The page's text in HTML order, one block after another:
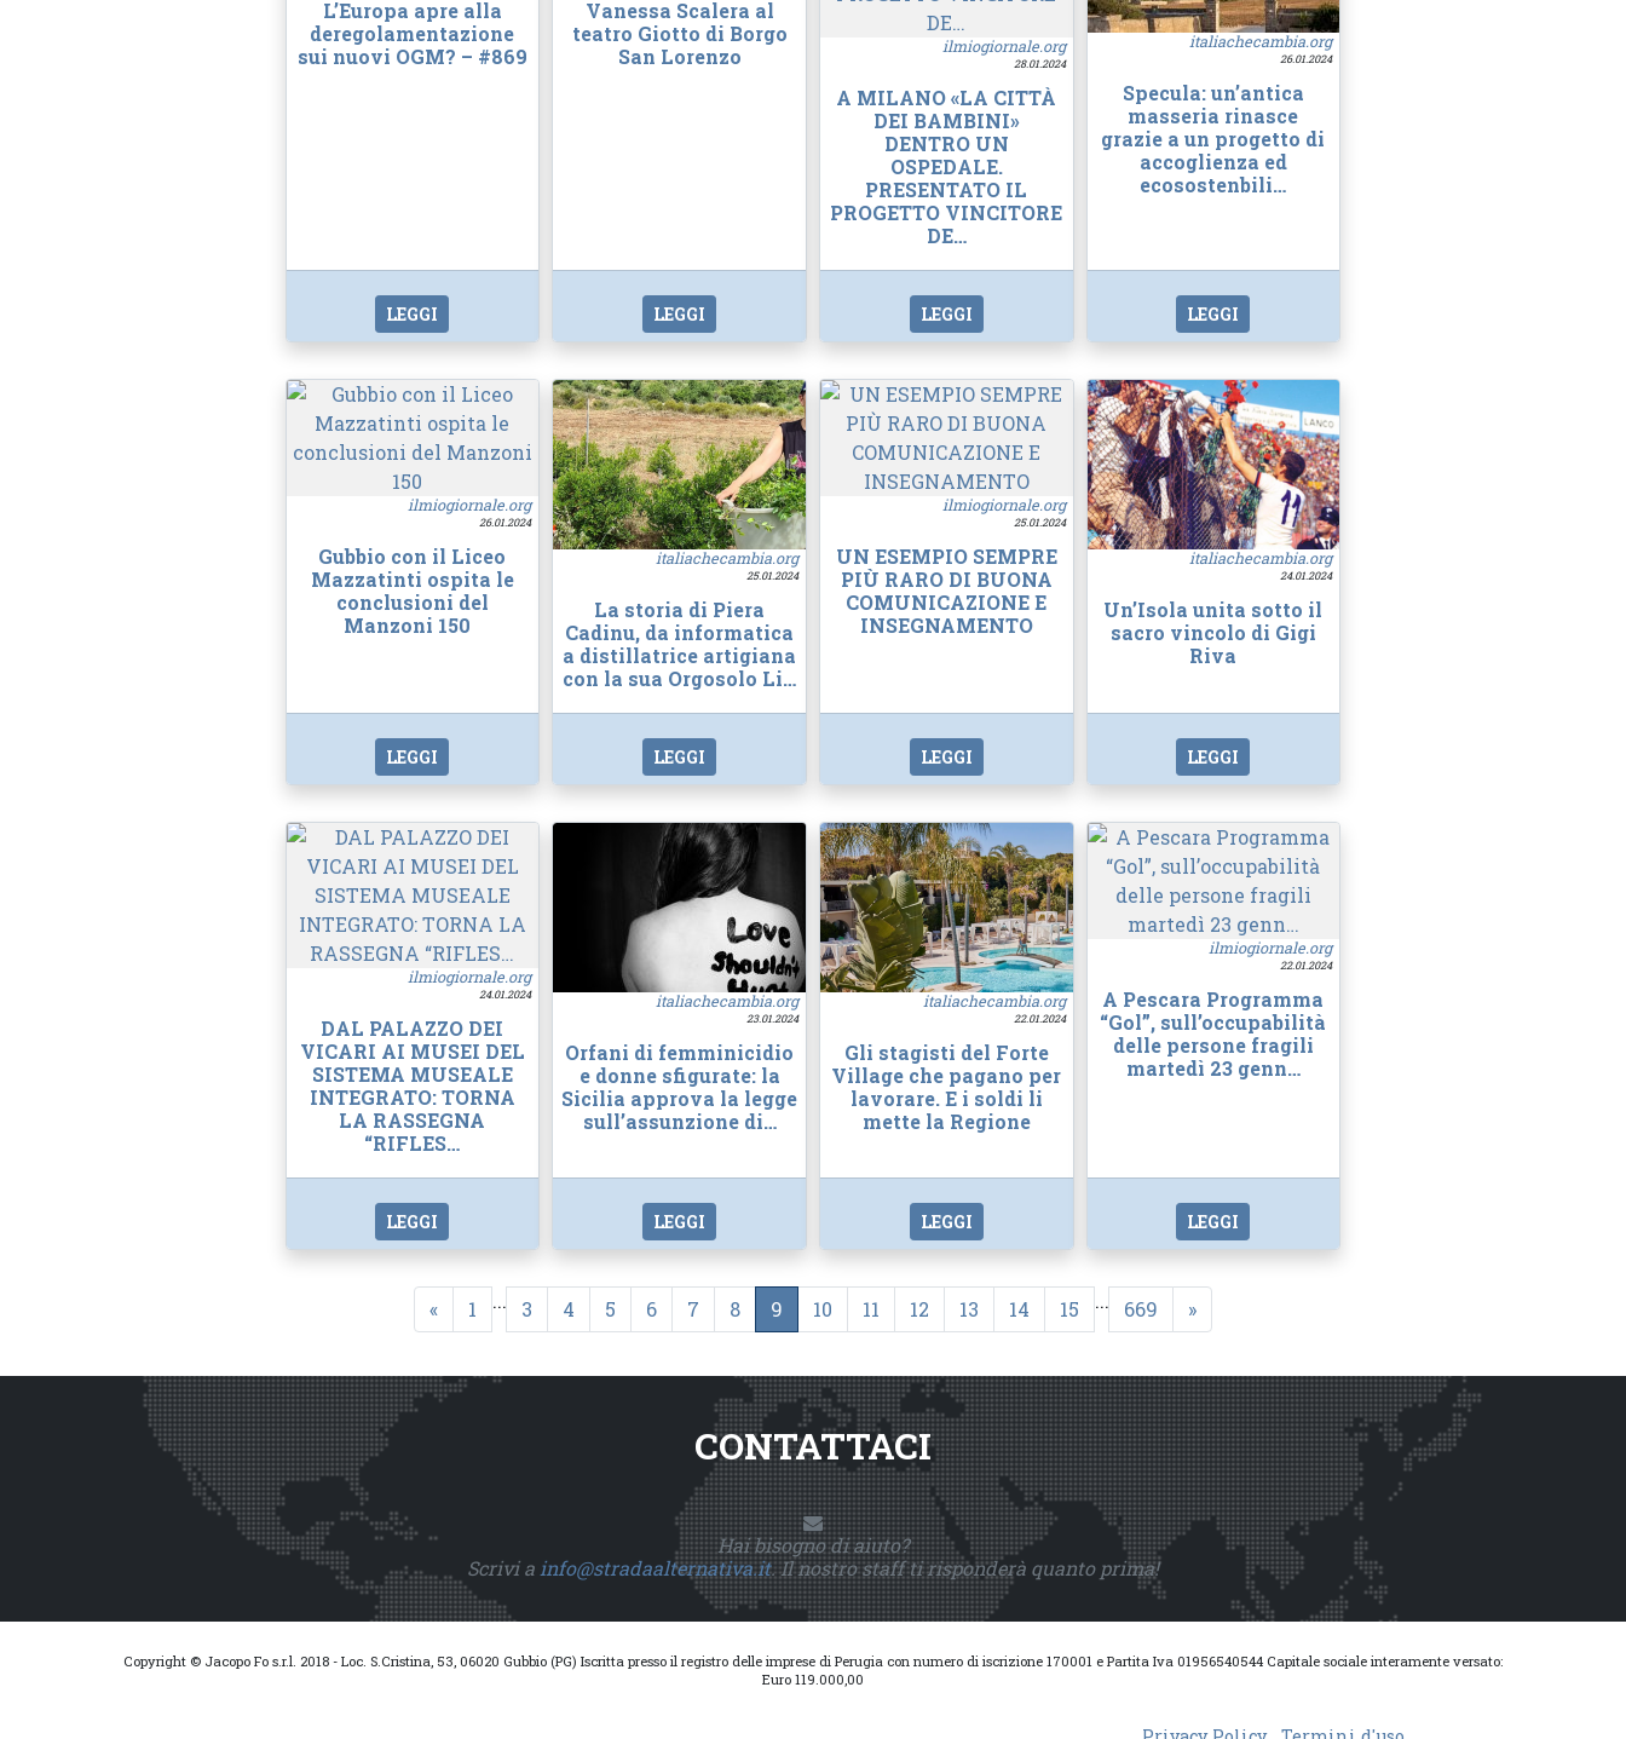
L’Europa apre alla
deregolamentazione
sui nuovi OGM? – #869
LEGGI
Vanessa Scalera al
teatro Giotto di Borgo
San Lorenzo
LEGGI
ilmiogiornale.org
28.01.2024
A MILANO «LA CITTÀ
DEI BAMBINI»
DENTRO UN
OSPEDALE.
PRESENTATO IL
PROGETTO VINCITORE
DE…
LEGGI
italiachecambia.org
26.01.2024
Specula: un’antica
masseria rinasce
grazie a un progetto di
accoglienza ed
ecosostenbili…
LEGGI
ilmiogiornale.org
26.01.2024
Gubbio con il Liceo
Mazzatinti ospita le
conclusioni del
Manzoni 150
LEGGI
italiachecambia.org
25.01.2024
La storia di Piera
Cadinu, da informatica
a distillatrice artigiana
con la sua Orgosolo Li…
LEGGI
ilmiogiornale.org
25.01.2024
UN ESEMPIO SEMPRE
PIÙ RARO DI BUONA
COMUNICAZIONE E
INSEGNAMENTO
LEGGI
italiachecambia.org
24.01.2024
Un’Isola unita sotto il
sacro vincolo di Gigi
Riva
LEGGI
ilmiogiornale.org
24.01.2024
DAL PALAZZO DEI
VICARI AI MUSEI DEL
SISTEMA MUSEALE
INTEGRATO: TORNA
LA RASSEGNA
“RIFLES…
LEGGI
italiachecambia.org
23.01.2024
Orfani di femminicidio
e donne sfigurate: la
Sicilia approva la legge
sull’assunzione di…
LEGGI
italiachecambia.org
22.01.2024
Gli stagisti del Forte
Village che pagano per
lavorare. E i soldi li
mette la Regione
LEGGI
ilmiogiornale.org
22.01.2024
A Pescara Programma
“Gol”, sull’occupabilità
delle persone fragili
martedì 23 genn…
LEGGI
« 1 ... 3 4 5 6 7 8 9 10 11 12 13 14 15 ... 669 »
CONTATTACI
Hai bisogno di aiuto?
Scrivi a info@stradaalternativa.it. Il nostro staff ti risponderà quanto prima!
Copyright © Jacopo Fo s.r.l. 2018 - Loc. S.Cristina, 53, 06020 Gubbio (PG) Iscritta presso il registro delle imprese di Perugia con numero di iscrizione 170001 e Partita Iva 01956540544 Capitale sociale interamente versato:
Euro 119.000,00